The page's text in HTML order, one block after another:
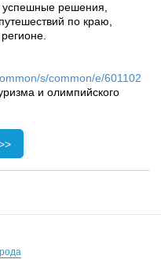
успешные решения,
по краю,
s/common/e/601102
и олимпийского